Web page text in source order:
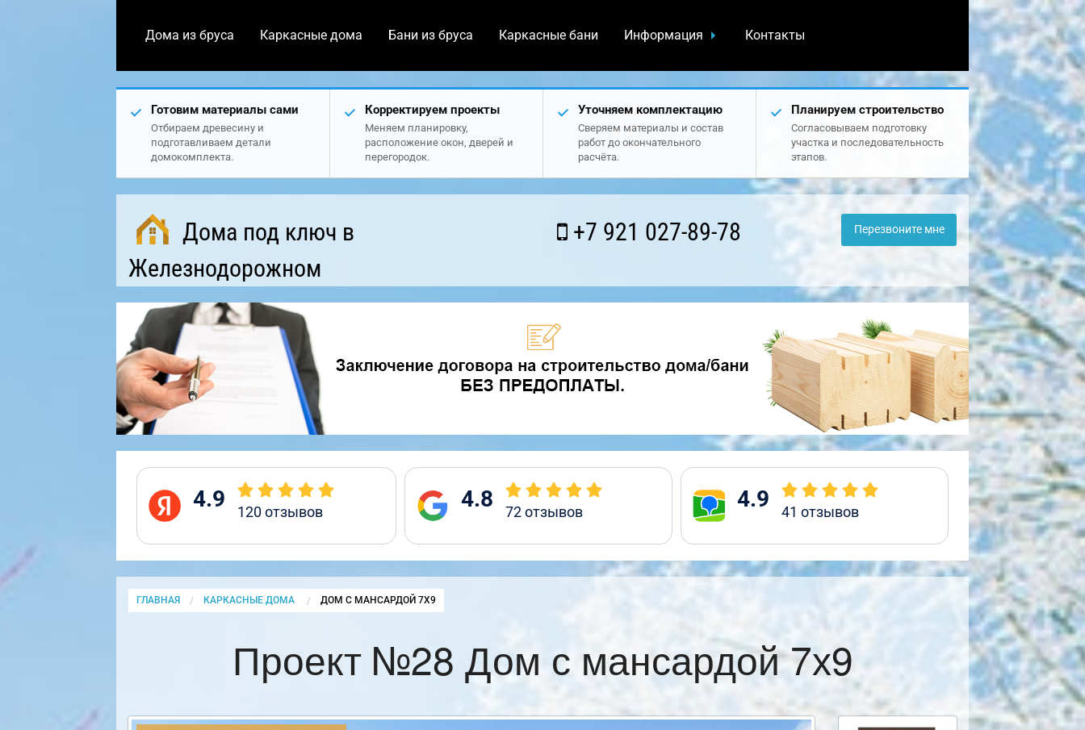
Дома из бруса Каркасные дома Бани из бруса Каркасные бани Информация Контакты
Готовим материалы сами
Отбираем древесину и
подготавливаем детали
домокомплекта.
Корректируем проекты
Меняем планировку,
расположение окон, дверей и
перегородок.
Уточняем комплектацию
Сверяем материалы и состав
работ до окончательного
расчёта.
Планируем строительство
Согласовываем подготовку
участка и последовательность
этапов.
Дома под ключ в
Железнодорожном
+7 921 027-89-78 Перезвоните мне
4.9 120отзывов 4.8 72отзывов 4.9 41 отзывов
ГЛАВНАЯ КАРКАСНЫЕ ДОМА CURRENT:
ДОМ С МАНСАРДОЙ 7Х9
Проект №28 Дом с мансардой 7х9